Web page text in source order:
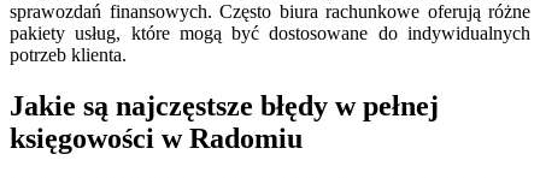
sprawozdań finansowych. Często biura rachunkowe oferują różne
pakiety usług, które mogą być dostosowane do indywidualnych
potrzeb klienta.
Jakie są najczęstsze błędy w pełnej
księgowości w Radomiu